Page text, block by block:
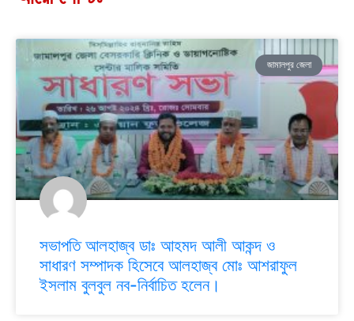
জামালপুর জেলা
সভাপতি আলহাজ্ব ডাঃ আহমদ আলী আকন্দ ও
সাধারণ সম্পাদক হিসেবে আলহাজ্ব মোঃ আশরাফুল
ইসলাম বুলবুল নব-নির্বাচিত হলেন।